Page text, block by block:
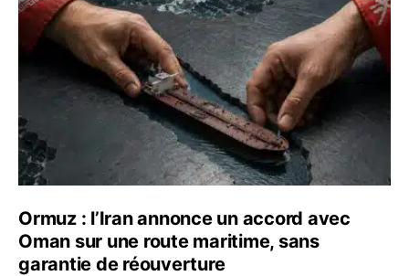
Ormuz : l’Iran annonce un accord avec
Oman sur une route maritime, sans
garantie de réouverture